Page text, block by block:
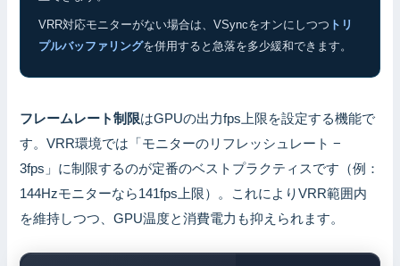
VRR対応モニターがない場合は、VSyncをオンにしつつ トリ
プルバッファリングを併用すると急落を多少緩和できます。
フレームレート制限はGPUの出力fps上限を設定する機能で
す。VRR環境では「モニターのリフレッシュレート −
3fps」に制限するのが定番のベストプラクティスです（例：
144Hzモニターなら141fps上限）。これによりVRR範囲内
を維持しつつ、GPU温度と消費電力も抑えられます。